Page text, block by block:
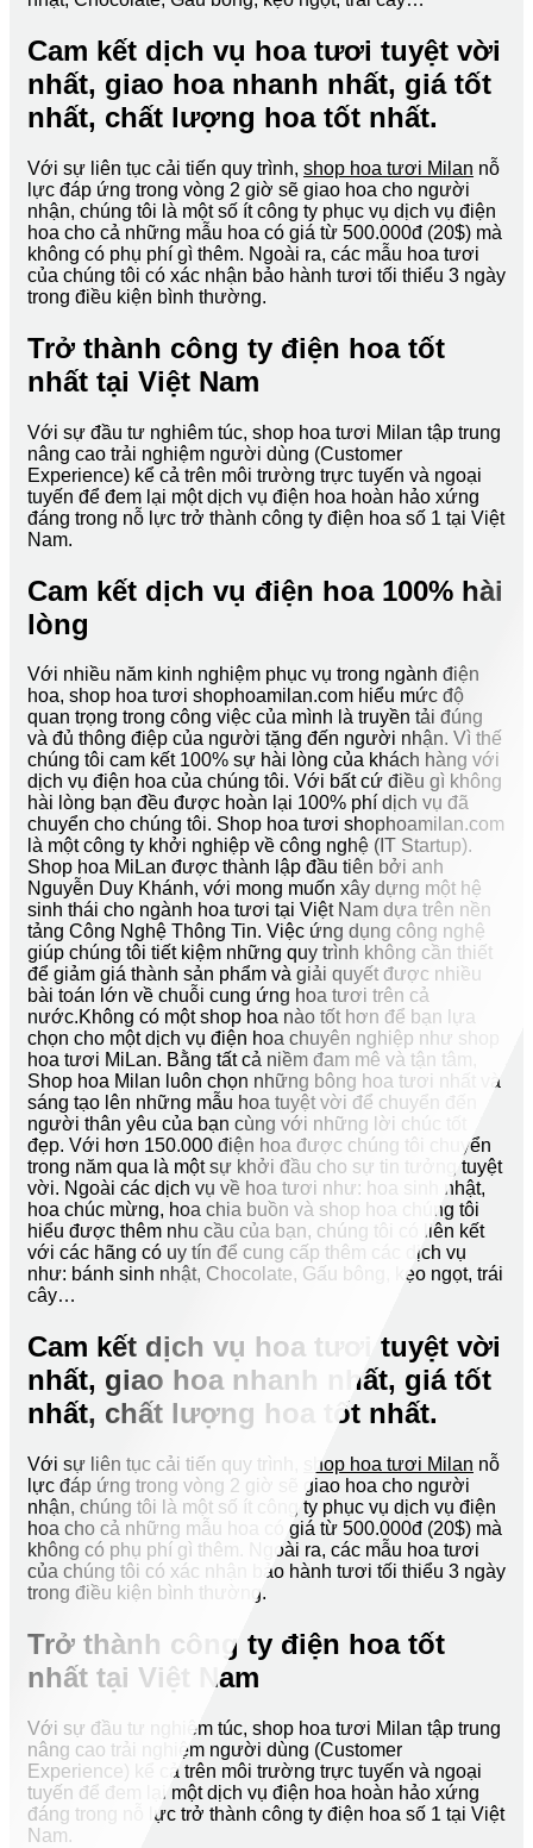
Cam kết dịch vụ hoa tươi tuyệt vời
nhất, giao hoa nhanh nhất, giá tốt
nhất, chất lượng hoa tốt nhất.
Với sự liên tục cải tiến quy trình, shop hoa tươi Milan nỗ
lực đáp ứng trong vòng 2 giờ sẽ giao hoa cho người
nhận, chúng tôi là một số ít công ty phục vụ dịch vụ điện
hoa cho cả những mẫu hoa có giá từ 500.000đ (20$) mà
không có phụ phí gì thêm. Ngoài ra, các mẫu hoa tươi
của chúng tôi có xác nhận bảo hành tươi tối thiểu 3 ngày
trong điều kiện bình thường.
Trở thành công ty điện hoa tốt
nhất tại Việt Nam
Với sự đầu tư nghiêm túc, shop hoa tươi Milan tập trung
nâng cao trải nghiệm người dùng (Customer
Experience) kể cả trên môi trường trực tuyến và ngoại
tuyến để đem lại một dịch vụ điện hoa hoàn hảo xứng
đáng trong nỗ lực trở thành công ty điện hoa số 1 tại Việt
Nam.
Cam kết dịch vụ điện hoa 100% hài
lòng
Với nhiều năm kinh nghiệm phục vụ trong ngành điện
hoa, shop hoa tươi shophoamilan.com hiểu mức độ
quan trọng trong công việc của mình là truyền tải đúng
và đủ thông điệp của người tặng đến người nhận. Vì thế
chúng tôi cam kết 100% sự hài lòng của khách hàng với
dịch vụ điện hoa của chúng tôi. Với bất cứ điều gì không
hài lòng bạn đều được hoàn lại 100% phí dịch vụ đã
chuyển cho chúng tôi. Shop hoa tươi shophoamilan.com
là một công ty khởi nghiệp về công nghệ (IT Startup).
Shop hoa MiLan được thành lập đầu tiên bởi anh
Nguyễn Duy Khánh, với mong muốn xây dựng một hệ
sinh thái cho ngành hoa tươi tại Việt Nam dựa trên nền
tảng Công Nghệ Thông Tin. Việc ứng dụng công nghệ
giúp chúng tôi tiết kiệm những quy trình không cần thiết
để giảm giá thành sản phẩm và giải quyết được nhiều
bài toán lớn về chuỗi cung ứng hoa tươi trên cả
nước.Không có một shop hoa nào tốt hơn để bạn lựa
chọn cho một dịch vụ điện hoa chuyên nghiệp như shop
hoa tươi MiLan. Bằng tất cả niềm đam mê và tận tâm,
Shop hoa Milan luôn chọn những bông hoa tươi nhất và
sáng tạo lên những mẫu hoa tuyệt vời để chuyển đến
người thân yêu của bạn cùng với những lời chúc tốt
đẹp. Với hơn 150.000 điện hoa được chúng tôi chuyển
trong năm qua là một sự khởi đầu cho sự tin tưởng tuyệt
vời. Ngoài các dịch vụ về hoa tươi như: hoa sinh nhật,
hoa chúc mừng, hoa chia buồn và shop hoa chúng tôi
hiểu được thêm nhu cầu của bạn, chúng tôi có liên kết
với các hãng có uy tín để cung cấp thêm các dịch vụ
như: bánh sinh nhật, Chocolate, Gấu bông, kẹo ngọt, trái
cây…
Cam kết dịch vụ hoa tươi tuyệt vời
nhất, giao hoa nhanh nhất, giá tốt
nhất, chất lượng hoa tốt nhất.
Với sự liên tục cải tiến quy trình, shop hoa tươi Milan nỗ
lực đáp ứng trong vòng 2 giờ sẽ giao hoa cho người
nhận, chúng tôi là một số ít công ty phục vụ dịch vụ điện
hoa cho cả những mẫu hoa có giá từ 500.000đ (20$) mà
không có phụ phí gì thêm. Ngoài ra, các mẫu hoa tươi
của chúng tôi có xác nhận bảo hành tươi tối thiểu 3 ngày
trong điều kiện bình thường.
Trở thành công ty điện hoa tốt
nhất tại Việt Nam
Với sự đầu tư nghiêm túc, shop hoa tươi Milan tập trung
nâng cao trải nghiệm người dùng (Customer
Experience) kể cả trên môi trường trực tuyến và ngoại
tuyến để đem lại một dịch vụ điện hoa hoàn hảo xứng
đáng trong nỗ lực trở thành công ty điện hoa số 1 tại Việt
Nam.